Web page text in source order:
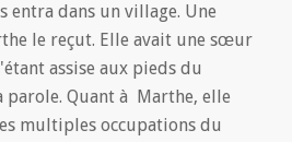
entra dans un village. Une
le reçut. Elle avait une sœur
assise aux pieds du
parole. Quant à Marthe, elle
multiples occupations du